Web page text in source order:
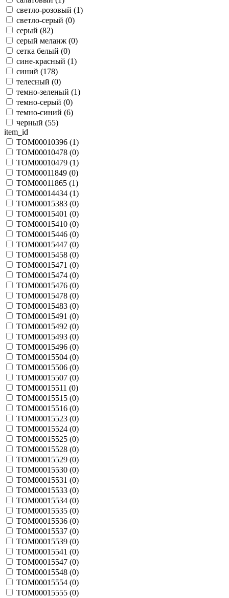
светло-розовый (1)
светло-серый (0)
серый (82)
серый меланж (0)
сетка белый (0)
сине-красный (1)
синий (178)
телесный (0)
темно-зеленый (1)
темно-серый (0)
темно-синий (6)
черный (55)
item_id
TOM00010396 (1)
TOM00010478 (0)
TOM00010479 (1)
TOM00011849 (0)
TOM00011865 (1)
TOM00014434 (1)
TOM00015383 (0)
TOM00015401 (0)
TOM00015410 (0)
TOM00015446 (0)
TOM00015447 (0)
TOM00015458 (0)
TOM00015471 (0)
TOM00015474 (0)
TOM00015476 (0)
TOM00015478 (0)
TOM00015483 (0)
TOM00015491 (0)
TOM00015492 (0)
TOM00015493 (0)
TOM00015496 (0)
TOM00015504 (0)
TOM00015506 (0)
TOM00015507 (0)
TOM00015511 (0)
TOM00015515 (0)
TOM00015516 (0)
TOM00015523 (0)
TOM00015524 (0)
TOM00015525 (0)
TOM00015528 (0)
TOM00015529 (0)
TOM00015530 (0)
TOM00015531 (0)
TOM00015533 (0)
TOM00015534 (0)
TOM00015535 (0)
TOM00015536 (0)
TOM00015537 (0)
TOM00015539 (0)
TOM00015541 (0)
TOM00015547 (0)
TOM00015548 (0)
TOM00015554 (0)
TOM00015555 (0)